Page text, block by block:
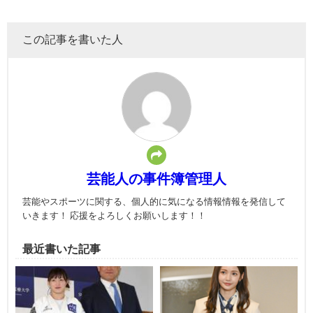
この記事を書いた人
芸能人の事件簿管理人
芸能やスポーツに関する、個人的に気になる情報情報を発信して
いきます！ 応援をよろしくお願いします！！
最近書いた記事